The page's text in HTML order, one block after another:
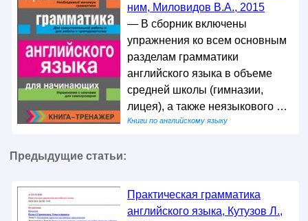
ним, Миловидов В.А., 2015
— В сборник включены
упражнения ко всем основным
разделам грамматики
английского языка в объеме
средней школы (гимназии,
лицея), а также неязыкового …
Книги по английскому языку
Предыдущие статьи:
Практическая грамматика
английского языка, Кутузов Л.,